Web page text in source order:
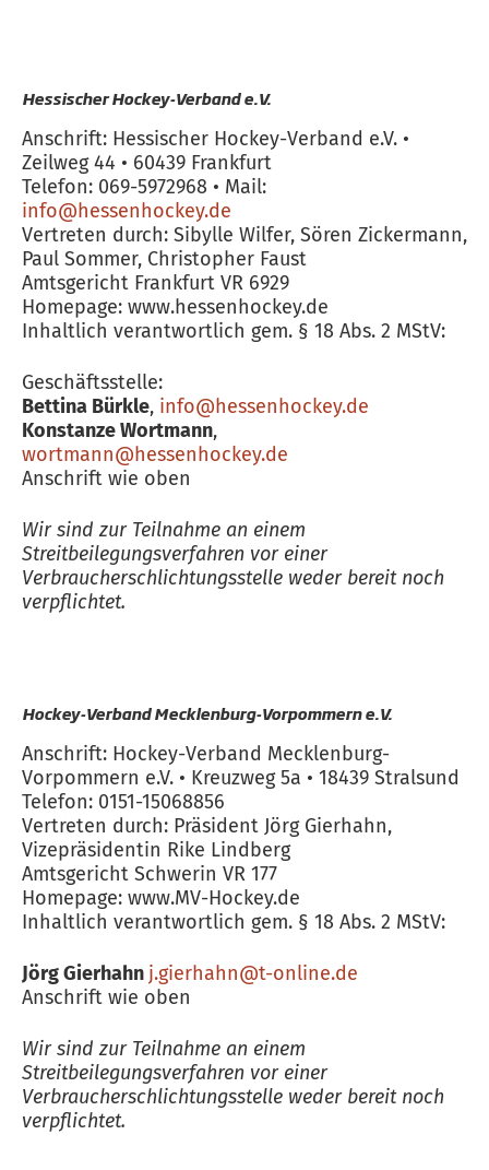
Hessischer Hockey-Verband e.V.
Anschrift: Hessischer Hockey-Verband e.V. •
Zeilweg 44 • 60439 Frankfurt
Telefon: 069-5972968 • Mail:
info@hessenhockey.de
Vertreten durch: Sibylle Wilfer, Sören Zickermann,
Paul Sommer, Christopher Faust
Amtsgericht Frankfurt VR 6929
Homepage: www.hessenhockey.de
Inhaltlich verantwortlich gem. § 18 Abs. 2 MStV:
Geschäftsstelle:
Bettina Bürkle, info@hessenhockey.de
Konstanze Wortmann,
wortmann@hessenhockey.de
Anschrift wie oben
Wir sind zur Teilnahme an einem
Streitbeilegungsverfahren vor einer
Verbraucherschlichtungsstelle weder bereit noch
verpflichtet.
Hockey-Verband Mecklenburg-Vorpommern e.V.
Anschrift: Hockey-Verband Mecklenburg-
Vorpommern e.V. • Kreuzweg 5a • 18439 Stralsund
Telefon: 0151-15068856
Vertreten durch: Präsident Jörg Gierhahn,
Vizepräsidentin Rike Lindberg
Amtsgericht Schwerin VR 177
Homepage: www.MV-Hockey.de
Inhaltlich verantwortlich gem. § 18 Abs. 2 MStV:
Jörg Gierhahn j.gierhahn@t-online.de
Anschrift wie oben
Wir sind zur Teilnahme an einem
Streitbeilegungsverfahren vor einer
Verbraucherschlichtungsstelle weder bereit noch
verpflichtet.